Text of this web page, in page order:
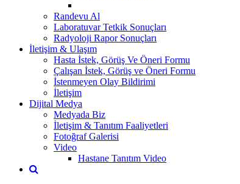
Randevu Al
Laboratuvar Tetkik Sonuçları
Radyoloji Rapor Sonuçları
İletişim & Ulaşım
Hasta İstek, Görüş Ve Öneri Formu
Çalışan İstek, Görüş ve Öneri Formu
İstenmeyen Olay Bildirimi
İletişim
Dijital Medya
Medyada Biz
İletişim & Tanıtım Faaliyetleri
Fotoğraf Galerisi
Video
Hastane Tanıtım Video